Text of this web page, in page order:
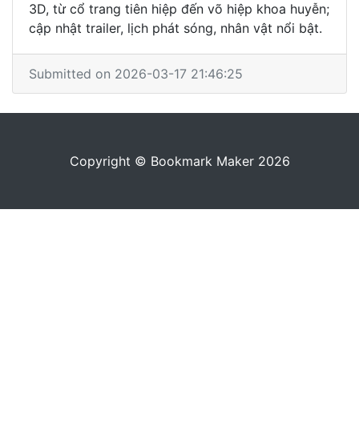
3D, từ cổ trang tiên hiệp đến võ hiệp khoa huyễn;
cập nhật trailer, lịch phát sóng, nhân vật nổi bật.
Submitted on 2026-03-17 21:46:25
Copyright © Bookmark Maker 2026